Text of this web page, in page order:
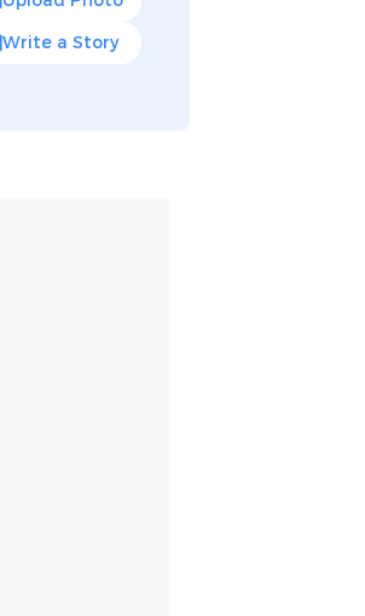
Write a Story